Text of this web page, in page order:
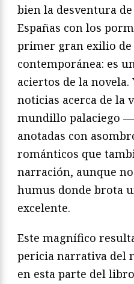
bien la desventura
Españas con los
primer gran exilio
contemporánea: es
aciertos de la novela.
noticias acerca de la
mundillo palaciego
anotadas con
románticos que
narración, aunque
humus donde brota
excelente.
Este magnífico
pericia narrativa del
en esta parte del